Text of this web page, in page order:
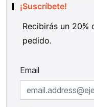
¡Suscríbete!
Recibirás un 20%
pedido.